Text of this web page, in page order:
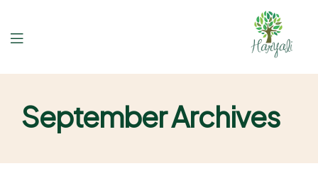
September Archives